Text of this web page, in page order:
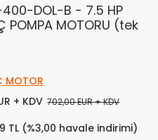
DOL-B - 7.5 HP
POMPA MOTORU (tek
MOTOR
+ KDV 702,00 EUR + KDV
TL (%3,00 havale indirimi)